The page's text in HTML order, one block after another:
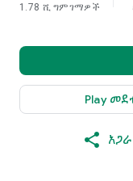
1.78 ሺ ግምገማዎች
Play
አጋራ